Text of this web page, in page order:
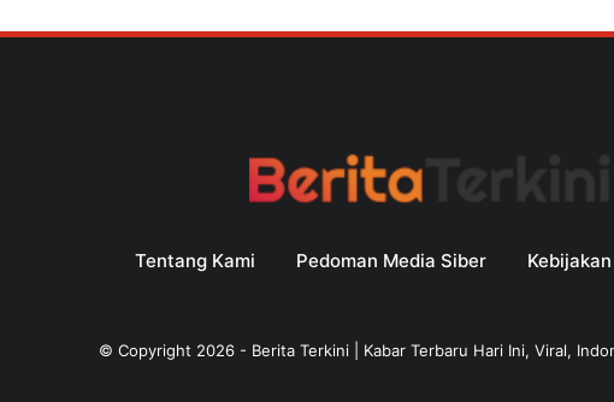
Tentang Kami Pedoman Media Siber
© Copyright 2026- Berita Terkini | Kabar Terbaru Hari Ini, Viral,